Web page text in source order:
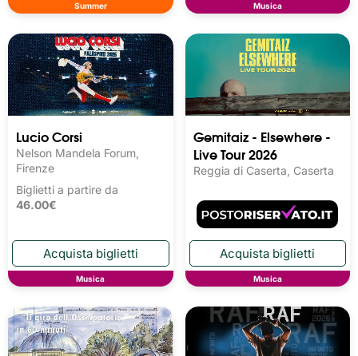
Summer Musica
Lucio Corsi
Nelson Mandela Forum,
Firenze
Biglietti a partire da
46.00€
Musica
Gemitaiz - Elsewhere -
Live Tour 2026
Reggia di Caserta, Caserta
Musica